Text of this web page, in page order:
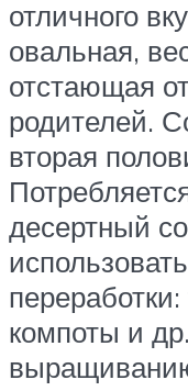
отличного
овальная,
отстающая
родителей.
вторая
десертный
компоты и